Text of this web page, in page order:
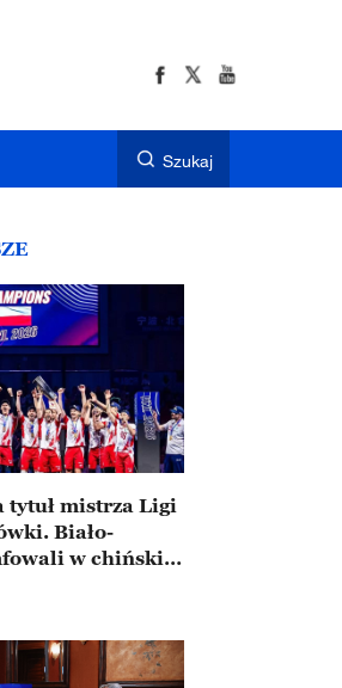
Szukaj
tytuł mistrza Ligi
Biało-
w chińskim